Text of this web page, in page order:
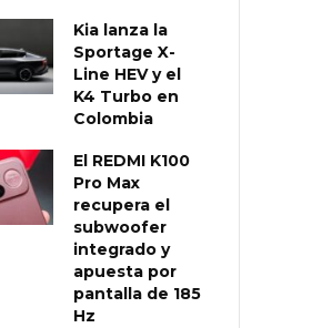
Kia lanza la
Sportage X-
Line HEV y el
K4 Turbo en
Colombia
El REDMI K100
Pro Max
recupera el
subwoofer
integrado y
apuesta por
pantalla de 185
Hz